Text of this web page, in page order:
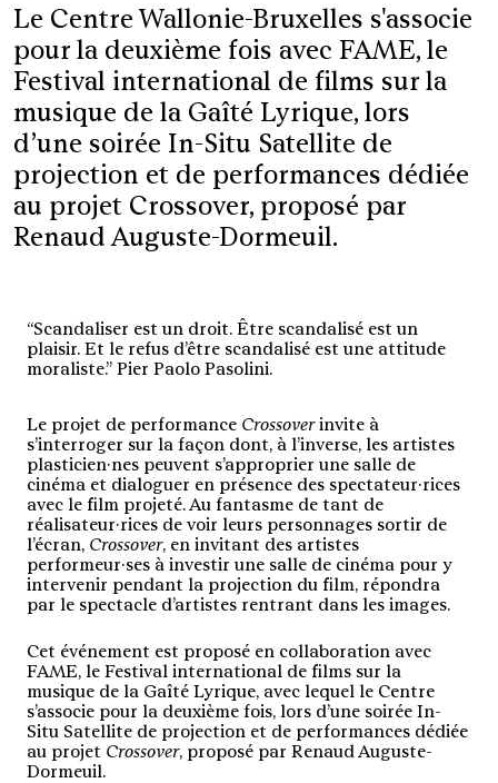
Le Centre Wallonie-Bruxelles s'associe
pour la deuxième fois avec FAME, le
Festival international de films sur la
musique de la Gaîté Lyrique, lors
d’une soirée In-Situ Satellite de
projection et de performances dédiée
au projet Crossover, proposé par
Renaud Auguste-Dormeuil.
“Scandaliser est un droit. Être scandalisé est un
plaisir. Et le refus d’être scandalisé est une attitude
moraliste.” Pier Paolo Pasolini.
Le projet de performance Crossoverinvite à
s’interroger sur la façon dont, à l’inverse, les artistes
plasticien·nes peuvent s’approprier une salle de
cinéma et dialoguer en présence des spectateur·rices
avec le film projeté. Au fantasme de tant de
réalisateur·rices de voir leurs personnages sortir de
l’écran, Crossover, en invitant des artistes
performeur·ses à investir une salle de cinéma pour y
intervenir pendant la projection du film, répondra
par le spectacle d’artistes rentrant dans les images.
Cet événement est proposé en collaboration avec
FAME, le Festival international de films sur la
musique de la Gaîté Lyrique, avec lequel le Centre
s’associe pour la deuxième fois, lors d’une soirée In-
Situ Satellite de projection et de performances dédiée
au projet Crossover, proposé par Renaud Auguste-
Dormeuil.